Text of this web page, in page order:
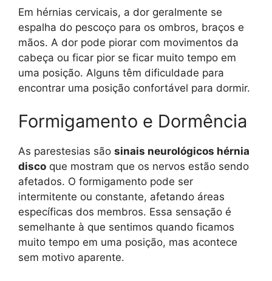
Em hérnias cervicais, a dor geralmente se
espalha do pescoço para os ombros, braços e
mãos. A dor pode piorar com movimentos da
cabeça ou ficar pior se ficar muito tempo em
uma posição. Alguns têm dificuldade para
encontrar uma posição confortável para dormir.
Formigamento e Dormência
As parestesias são sinais neurológicos hérnia
disco que mostram que os nervos estão sendo
afetados. O formigamento pode ser
intermitente ou constante, afetando áreas
específicas dos membros. Essa sensação é
semelhante à que sentimos quando ficamos
muito tempo em uma posição, mas acontece
sem motivo aparente.